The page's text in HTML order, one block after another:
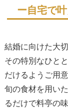
ー自宅で
結婚に向けた大
その特別なひと
だけるようご用
旬の食材を用い
るだけで料亭の味